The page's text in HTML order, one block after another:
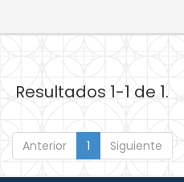
Resultados 1-1 de 1.
Anterior 1 Siguiente